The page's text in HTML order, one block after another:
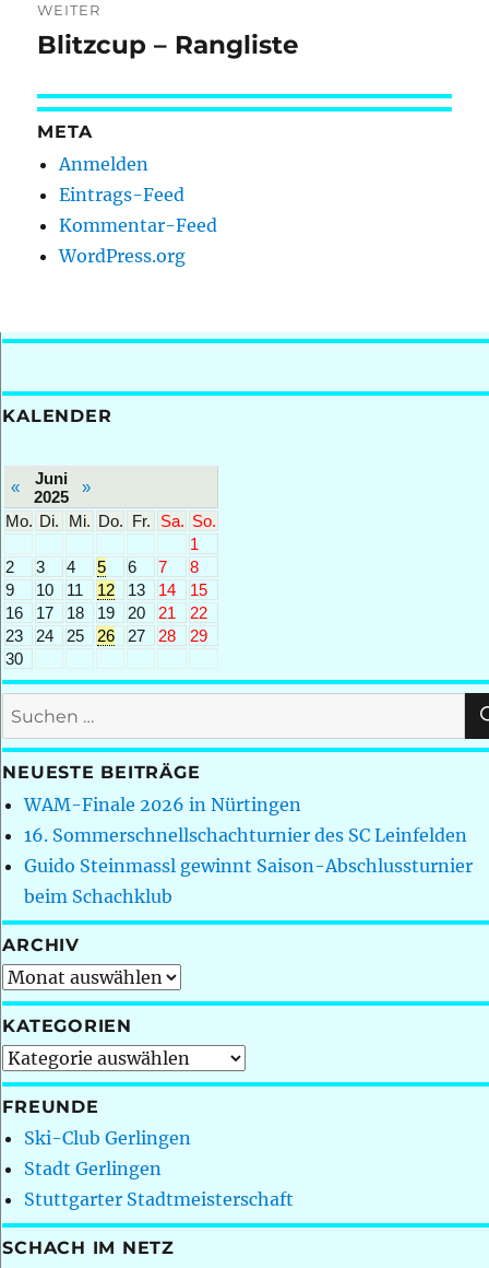
WEITER
Nächster
Blitzcup – Rangliste
META
Anmelden
Eintrags-Feed
Kommentar-Feed
WordPress.org
KALENDER
«
Juni
2025
»
Mo. Di. Mi. Do. Fr. Sa. So.
1
2
3 4 5 6 7
8
9
10 11 12 13 14
15
16
17 18 19 20 21
22
23
24 25 26 27 28
29
30
Suchen
nach:
NEUESTE BEITRÄGE
WAM-Finale 2026 in Nürtingen
16. Sommerschnellschachturnier des SC Leinfelden
Guido Steinmassl gewinnt Saison-Abschlussturnier
beim Schachklub
ARCHIV
Archiv
KATEGORIEN
Kategorien
FREUNDE
Ski-Club Gerlingen
Stadt Gerlingen
Stuttgarter Stadtmeisterschaft
SCHACH IM NETZ